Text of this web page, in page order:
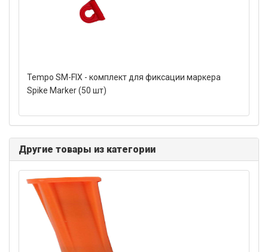
Tempo SM-FIX - комплект для фиксации маркера
Spike Marker (50 шт)
Другие товары из категории